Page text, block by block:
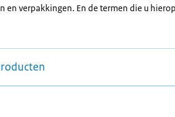
en verpakkingen. En de termen die u